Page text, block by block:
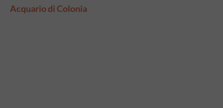
Acquario di Colonia